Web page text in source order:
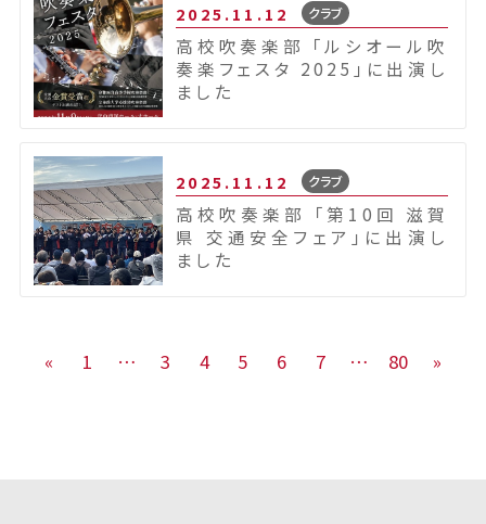
2025.11.12 クラブ
高校吹奏楽部 「ルシオール吹
奏楽フェスタ 2025」に出演し
ました
2025.11.12 クラブ
高校吹奏楽部 「第10回 滋賀
県 交通安全フェア」に出演し
ました
« 1 … 3 4 5 6 7 … 80 »